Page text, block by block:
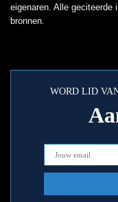
eigenaren. Alle geciteerde
bronnen.
WORD LID